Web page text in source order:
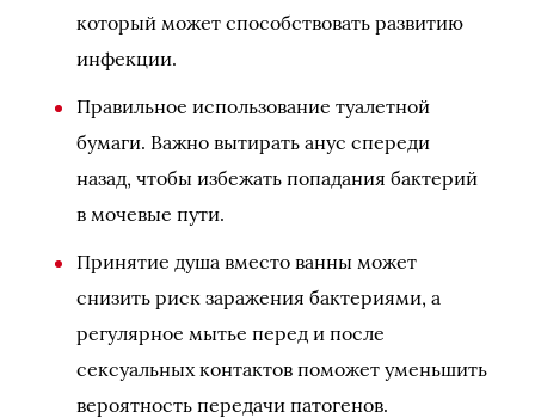
который может способствовать развитию
инфекции.
Правильное использование туалетной
бумаги. Важно вытирать анус спереди
назад, чтобы избежать попадания бактерий
в мочевые пути.
Принятие душа вместо ванны может
снизить риск заражения бактериями, а
регулярное мытье перед и после
сексуальных контактов поможет уменьшить
вероятность передачи патогенов.